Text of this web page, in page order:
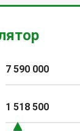
7 590 000
1 518 500